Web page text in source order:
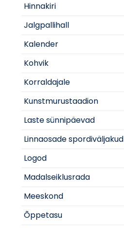
Hinnakiri
Jalgpallihall
Kalender
Kohvik
Korraldajale
Kunstmurustaadion
Laste sünnipäevad
Linnaosade spordiväljakud
Logod
Madalseiklusrada
Meeskond
Õppetasu